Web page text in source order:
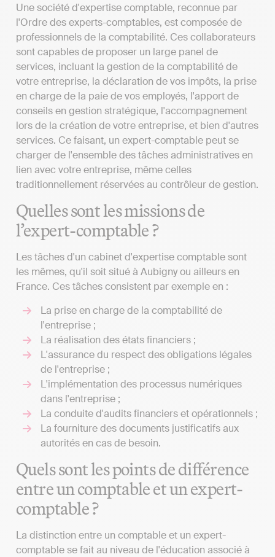
Une société d'expertise comptable, reconnue par
l'Ordre des experts-comptables, est composée de
professionnels de la comptabilité. Ces collaborateurs
sont capables de proposer un large panel de
services, incluant la gestion de la comptabilité de
votre entreprise, la déclaration de vos impôts, la prise
en charge de la paie de vos employés, l'apport de
conseils en gestion stratégique, l'accompagnement
lors de la création de votre entreprise, et bien d'autres
services. Ce faisant, un expert-comptable peut se
charger de l'ensemble des tâches administratives en
lien avec votre entreprise, même celles
traditionnellement réservées au contrôleur de gestion.
Quelles sont les missions de
l’expert-comptable ?
Les tâches d'un cabinet d'expertise comptable sont
les mêmes, qu'il soit situé à Aubigny ou ailleurs en
France. Ces tâches consistent par exemple en :
La prise en charge de la comptabilité de
l'entreprise ;
La réalisation des états financiers ;
L'assurance du respect des obligations légales
de l'entreprise ;
L'implémentation des processus numériques
dans l'entreprise ;
La conduite d'audits financiers et opérationnels ;
La fourniture des documents justificatifs aux
autorités en cas de besoin.
Quels sont les points de différence
entre un comptable et un expert-
comptable ?
La distinction entre un comptable et un expert-
comptable se fait au niveau de l'éducation associé à